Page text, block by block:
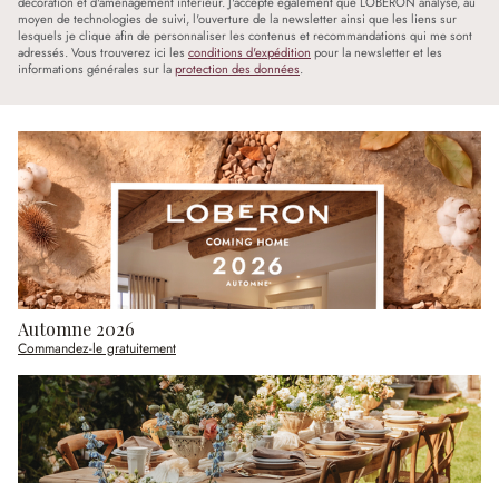
moyen de technologies de suivi, l'ouverture de la newsletter ainsi que les liens sur
lesquels je clique afin de personnaliser les contenus et recommandations qui me sont
adressés. Vous trouverez ici les conditions d'expédition pour la newsletter et les
informations générales sur laprotection des données.
Automne 2026
Commandez-le gratuitement